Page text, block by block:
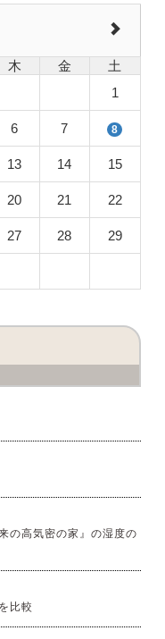
木 金
土
1
6 7 8
13 14 15
20 21 22
27 28 29
の高気密の家』の湿度の
比較